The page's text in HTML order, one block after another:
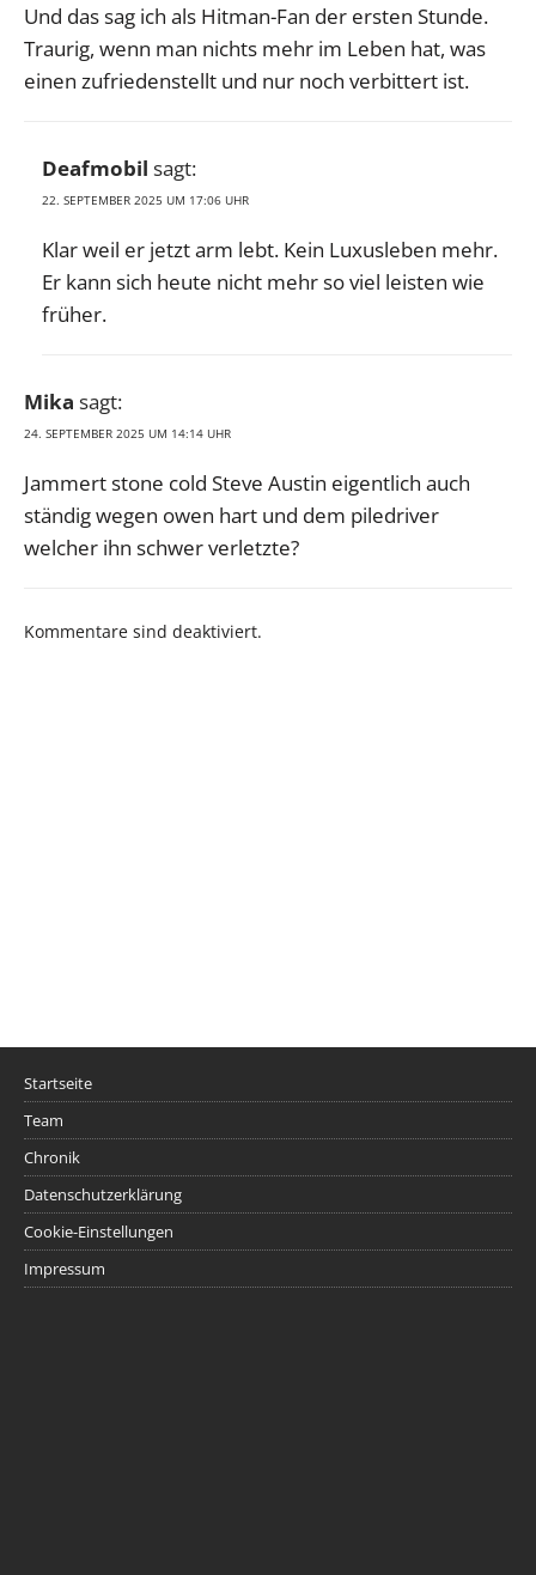
Und das sag ich als Hitman-Fan der ersten Stunde.
Traurig, wenn man nichts mehr im Leben hat, was
einen zufriedenstellt und nur noch verbittert ist.
Deafmobil sagt:
22. SEPTEMBER 2025 UM 17:06 UHR
Klar weil er jetzt arm lebt. Kein Luxusleben mehr.
Er kann sich heute nicht mehr so viel leisten wie
früher.
Mika sagt:
24. SEPTEMBER 2025 UM 14:14 UHR
Jammert stone cold Steve Austin eigentlich auch
ständig wegen owen hart und dem piledriver
welcher ihn schwer verletzte?
Kommentare sind deaktiviert.
Startseite
Team
Chronik
Datenschutzerklärung
Cookie-Einstellungen
Impressum